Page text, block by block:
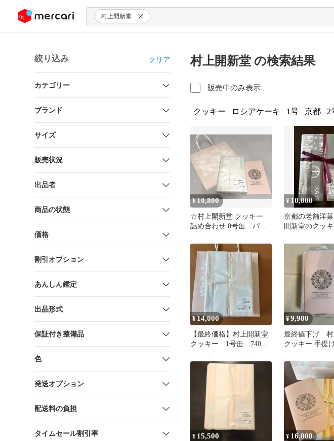
ツにスキップ 村上開新堂
絞り込み クリア
カテゴリー
ブランド
サイズ
販売状況
出品者
商品の状態
価格
割引オプション
あんしん鑑定
出品形式
保証付き整備品
色
発送オプション
配送料の負担
タイムセール割引率
村上開新堂 の検索結果
販売中のみ表示
クッキー ロシアケーキ 1号 京都 2
¥10,800
☆村上開新堂 クッキー
詰め合わせ 0号缶 パン
日
¥ 10,000
京都の老舗洋
開新堂のクッキ
¥14,000
【最終価格】村上開新堂
クッキー 1号缶 740g
¥9,980
最終値下げ 村
クッキー 手提
¥ 15,500 ¥ 16,000